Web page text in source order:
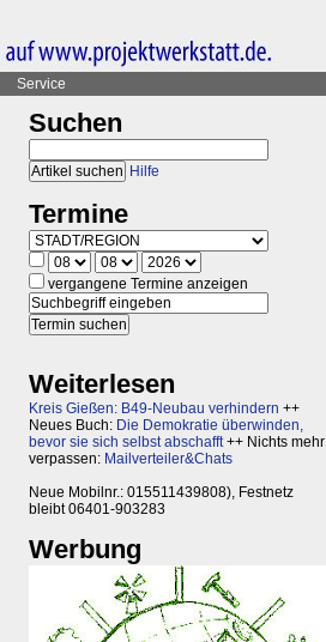
Service
Suchen
Hilfe
Termine
vergangene Termine anzeigen
Weiterlesen
Kreis Gießen: B49-Neubau verhindern ++
Neues Buch: Die Demokratie überwinden,
bevor sie sich selbst abschafft++ Nichts mehr
verpassen: Mailverteiler&Chats
Neue Mobilnr.: 015511439808), Festnetz
bleibt 06401-903283
Werbung